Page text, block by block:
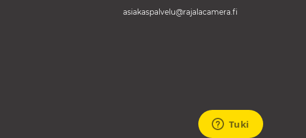
asiakaspalvelu@rajalacamera.fi